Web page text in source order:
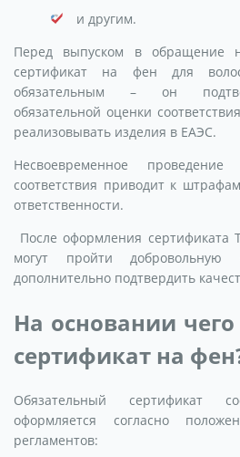
и другим.
Перед выпуском в обращение
сертификат на фен для
обязательным – он
обязательной оценки
реализовывать изделия в ЕАЭС.
Несвоевременное проведение
соответствия приводит к
ответственности.
После оформления сертификата
могут пройти добровольную
дополнительно подтвердить
На основании
сертификат на
Обязательный сертификат
оформляется согласно
регламентов: